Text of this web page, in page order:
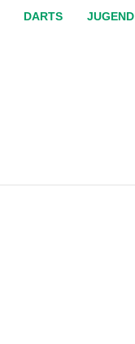
DARTS JUGEND